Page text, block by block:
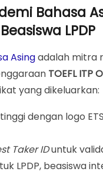
Bahasa
LPDP
Asingadalah mitra
TOEFL ITP
yang dikeluarkan:
dengan logo
Taker IDuntuk
LPDP, beasiswa